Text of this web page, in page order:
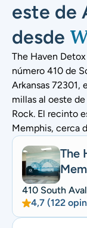
este de
desde
The Haven
número 410 de
Arkansas 72301,
millas al oeste
Rock. El recinto
Memphis, cerca
The
410 South
4,7 (122